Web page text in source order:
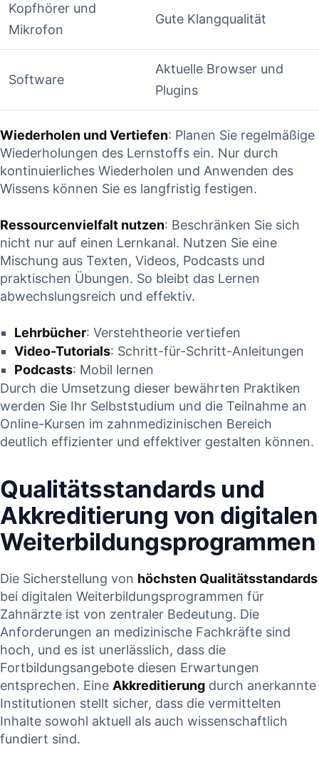
Kopfhörer und
Mikrofon
Gute Klangqualität
Software
Aktuelle Browser und
Plugins
Wiederholen und ‍Vertiefen: Planen Sie ⁤regelmäßige
Wiederholungen⁣ des Lernstoffs ein.‌ Nur durch
kontinuierliches Wiederholen und Anwenden des
Wissens können Sie es langfristig festigen.
Ressourcenvielfalt nutzen: Beschränken Sie sich
nicht nur auf einen Lernkanal. Nutzen Sie eine
Mischung aus Texten, Videos, Podcasts​ und
praktischen Übungen. So⁢ bleibt das Lernen
abwechslungsreich und effektiv.
Lehrbücher: Verstehtheorie ‍vertiefen
Video-Tutorials: Schritt-für-Schritt-Anleitungen
Podcasts: Mobil lernen
Durch die Umsetzung dieser bewährten Praktiken
werden Sie Ihr Selbststudium und die Teilnahme an
Online-Kursen im zahnmedizinischen Bereich
deutlich effizienter und effektiver gestalten können.
Qualitätsstandards⁣ und
Akkreditierung von digitalen
Weiterbildungsprogrammen
Die Sicherstellung von höchsten Qualitätsstandards
bei digitalen Weiterbildungsprogrammen ‍für
Zahnärzte ist von zentraler Bedeutung. Die
Anforderungen an medizinische Fachkräfte ⁢sind
hoch, ⁤und es ist unerlässlich, dass die
Fortbildungsangebote⁢ diesen Erwartungen
⁤entsprechen. Eine Akkreditierung durch anerkannte
Institutionen stellt sicher, dass die vermittelten
Inhalte‍ sowohl aktuell als auch wissenschaftlich
fundiert sind.